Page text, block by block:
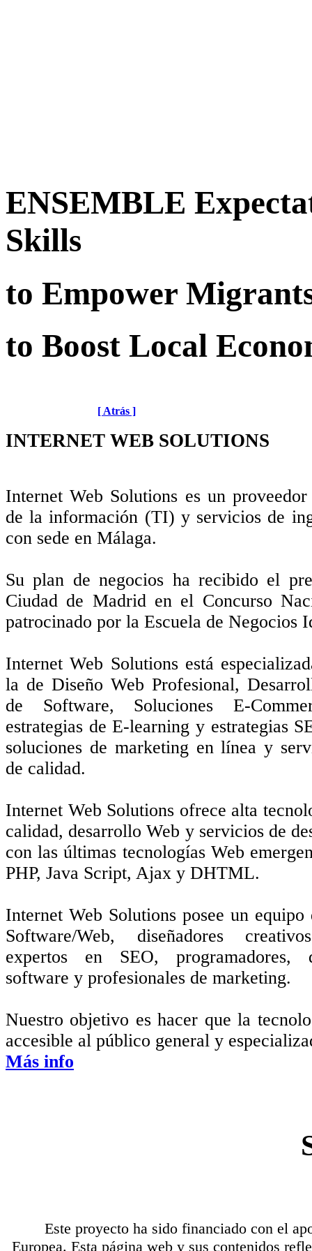
ENSEMBLE
Skills
to Empower
to Boost Local
[ Atrás ]
INTERNET WEB SOLUTIONS
Internet Web Solutions es un
de la información (TI) y servicios de
con sede en Málaga.
Su plan de negocios ha recibido el
Ciudad de Madrid en el Concurso
patrocinado por la Escuela de Negocios
Internet Web Solutions está
la de Diseño Web Profesional,
de Software, Soluciones E-
estrategias de E-learning y estrategias
soluciones de marketing en línea y
de calidad.
Internet Web Solutions ofrece alta
calidad, desarrollo Web y servicios de
con las últimas tecnologías Web
PHP, Java Script, Ajax y DHTML.
Internet Web Solutions posee un equipo
Software/Web, diseñadores
expertos en SEO, programadores,
software y profesionales de marketing.
Nuestro objetivo es hacer que la
accesible al público general y
Más info
Este proyecto ha sido financiado con el
Europea. Esta página web y sus contenidos